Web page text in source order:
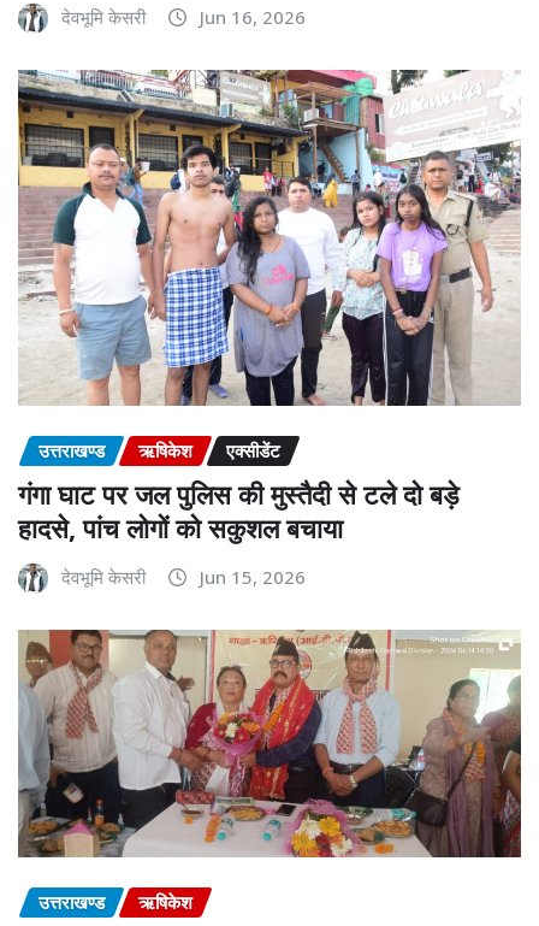
देवभूमि केसरी Jun 16, 2026
उत्तराखण्ड ऋषिकेश एक्सीडेंट
गंगा घाट पर जल पुलिस की मुस्तैदी से टले दो बड़े
हादसे, पांच लोगों को सकुशल बचाया
देवभूमि केसरी Jun 15, 2026
उत्तराखण्ड ऋषिकेश